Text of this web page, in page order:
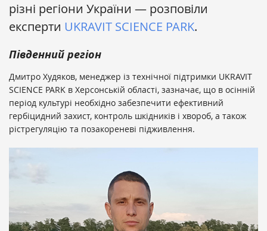
різні регіони України — розповіли
експерти UKRAVIT SCIENCE PARK.
Південний регіон
Дмитро Худяков, менеджер із технічної підтримки UKRAVIT
SCIENCE PARK в Херсонській області, зазначає, що в осінній
період культурі необхідно забезпечити ефективний
гербіцидний захист, контроль шкідників і хвороб, а також
рістрегуляцію та позакореневі підживлення.